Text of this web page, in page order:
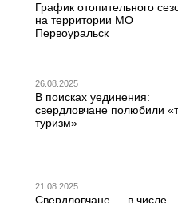
График отопительного
на территории МО
Первоуральск
26.08.2025
В поисках уединения:
свердловчане полюбили
туризм»
21.08.2025
Свердловчане — в числе